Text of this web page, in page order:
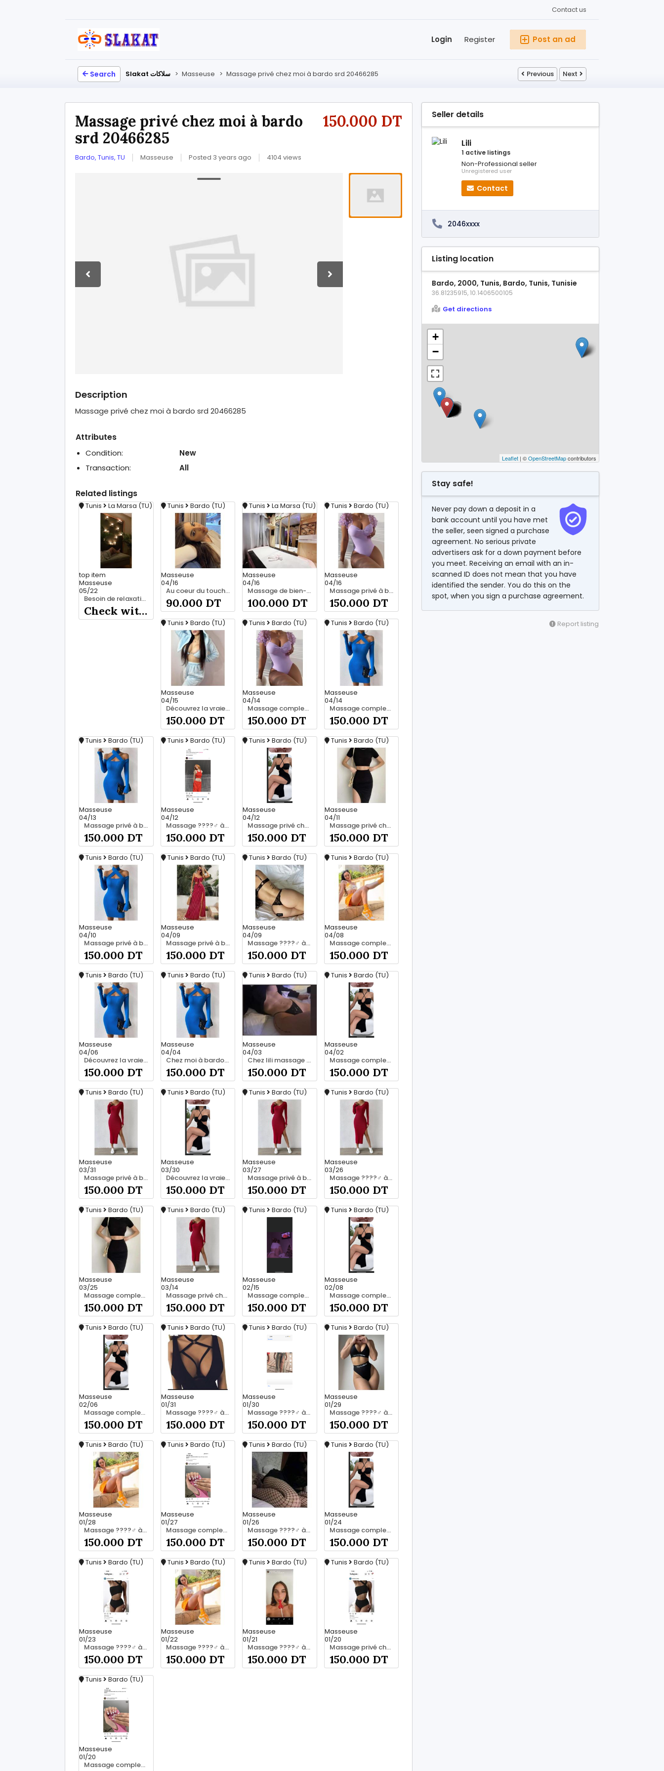
Contact us
Post an ad
Register
Login
Search Slakat سلاكات > Masseuse > Massage privé chez moi à bardo srd 20466285 Previous Next
150.000 DT
Massage privé chez moi à bardo
srd 20466285
Bardo, Tunis, TU Masseuse Posted 3 years ago 4104 views
Description
Massage privé chez moi à bardo srd 20466285
Attributes
Condition:
New
Transaction:
All
Related listings
Tunis La Marsa (TU)
top item
Masseuse
05/22
Besoin de relaxation de se vider la tête ? 28 635 347
Check with seller
Tunis Bardo (TU)
Masseuse
04/16
Au coeur du toucher 27 221 122
90.000 DT
Tunis La Marsa (TU)
Masseuse
04/16
Massage de bien-être et confort 25 926 213
100.000 DT
Tunis Bardo (TU)
Masseuse
04/16
Massage privé à bardo srd 55066248
150.000 DT
Tunis Bardo (TU)
Masseuse
04/15
Découvrez la vraie relaxation pour les hommes srd à bardo 55066248
150.000 DT
Tunis Bardo (TU)
Masseuse
04/14
Massage complet pour les hommes srd à bardo
150.000 DT
Tunis Bardo (TU)
Masseuse
04/14
Massage complet pour les hommes srd à bardo 56066248
150.000 DT
Tunis Bardo (TU)
Masseuse
04/13
Massage privé à bardo srd 55066248
150.000 DT
Tunis Bardo (TU)
Masseuse
04/12
Massage ????‍♂️ à bardo srd 20466285
150.000 DT
Tunis Bardo (TU)
Masseuse
04/12
Massage privé chez moi à bardo srd 20466285
150.000 DT
Tunis Bardo (TU)
Masseuse
04/11
Massage privé chez moi à bardo srd 20466285
150.000 DT
Tunis Bardo (TU)
Masseuse
04/10
Massage privé à bardo srd chez moi 55066248
150.000 DT
Tunis Bardo (TU)
Masseuse
04/09
Massage privé à bardo srd 20466285
150.000 DT
Tunis Bardo (TU)
Masseuse
04/09
Massage ????‍♂️ à bardo srd chez moi privé 55066248
150.000 DT
Tunis Bardo (TU)
Masseuse
04/08
Massage complet pour les hommes srd chez moi à bardo 55066248
150.000 DT
Tunis Bardo (TU)
Masseuse
04/06
Découvrez la vraie relaxation pour les hommes srd 20466285
150.000 DT
Tunis Bardo (TU)
Masseuse
04/04
Chez moi à bardo srd chez moi 55066248
150.000 DT
Tunis Bardo (TU)
Masseuse
04/03
Chez lili massage complet a bardo srd 55066248
150.000 DT
Tunis Bardo (TU)
Masseuse
04/02
Massage complet pour les hommes srd 55066248
150.000 DT
Tunis Bardo (TU)
Masseuse
03/31
Massage privé à bardo srd 55066248
150.000 DT
Tunis Bardo (TU)
Masseuse
03/30
Découvrez la vraie relaxation pour les hommes srd à bardo 20466285
150.000 DT
Tunis Bardo (TU)
Masseuse
03/27
Massage privé à bardo srd 20466285
150.000 DT
Tunis Bardo (TU)
Masseuse
03/26
Massage ????‍♂️ à bardo srd chez moi 55066248
150.000 DT
Tunis Bardo (TU)
Masseuse
03/25
Massage complet pour les hommes srd 20466285
150.000 DT
Tunis Bardo (TU)
Masseuse
03/14
Massage privé chez moi srd 55066248
150.000 DT
Tunis Bardo (TU)
Masseuse
02/15
Massage complet pour les hommes srd à bardo 55066248
150.000 DT
Tunis Bardo (TU)
Masseuse
02/08
Massage complet pour les hommes srd 55066248
150.000 DT
Tunis Bardo (TU)
Masseuse
02/06
Massage complet pour les hommes srd chez moi 55066248
150.000 DT
Tunis Bardo (TU)
Masseuse
01/31
Massage ????‍♂️ à bardo srd 55066248
150.000 DT
Tunis Bardo (TU)
Masseuse
01/30
Massage ????‍♂️ à bardo srd 20466285
150.000 DT
Tunis Bardo (TU)
Masseuse
01/29
Massage ????‍♂️ à bardo srd chez moi 55066248
150.000 DT
Tunis Bardo (TU)
Masseuse
01/28
Massage ????‍♂️ à bardo srd 20466285
150.000 DT
Tunis Bardo (TU)
Masseuse
01/27
Massage complet pour les hommes srd à bardo 55066248
150.000 DT
Tunis Bardo (TU)
Masseuse
01/26
Massage ????‍♂️ à bardo srd chez moi 20466285
150.000 DT
Tunis Bardo (TU)
Masseuse
01/24
Massage complet pour les hommes srd a bardo 55066248
150.000 DT
Tunis Bardo (TU)
Masseuse
01/23
Massage ????‍♂️ à bardo srd 55066248
150.000 DT
Tunis Bardo (TU)
Masseuse
01/22
Massage ????‍♂️ à bardo srd 20466285
150.000 DT
Tunis Bardo (TU)
Masseuse
01/21
Massage ????‍♂️ à bardo srd 55066248
150.000 DT
Tunis Bardo (TU)
Masseuse
01/20
Massage privé chez moi à bardo55066248
150.000 DT
Tunis Bardo (TU)
Masseuse
01/20
Massage complet pour les hommes srd 20466285
Seller details
Lili
1 active listings
Non-Professional seller
Unregistered user
Contact
2046xxxx
Listing location
Bardo, 2000, Tunis, Bardo, Tunis, Tunisie
36.81235915, 10.1406500105
Get directions
+
−
Leaflet | ©OpenStreetMapcontributors
Stay safe!
Never pay down a deposit in a
bank account until you have met
the seller, seen signed a purchase
agreement. No serious private
advertisers ask for a down payment before
you meet. Receiving an email with an in-
scanned ID does not mean that you have
identified the sender. You do this on the
spot, when you sign a purchase agreement.
Report listing